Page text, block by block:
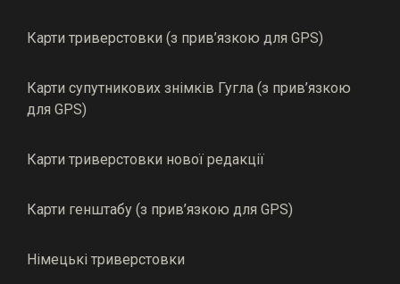
Карти триверстовки (з прив’язкою для GPS)
Карти супутникових знімків Гугла (з прив’язкою
для GPS)
Карти триверстовки нової редакції
Карти генштабу (з прив’язкою для GPS)
Німецькі триверстовки